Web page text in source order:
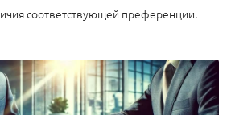
соответствующей преференции.